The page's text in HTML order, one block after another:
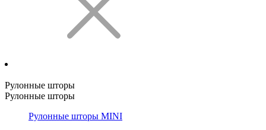
Рулонные шторы
Рулонные шторы
Рулонные шторы MINI